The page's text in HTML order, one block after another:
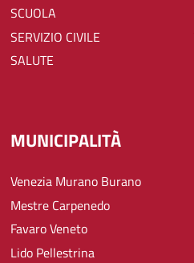
SCUOLA
SERVIZIO CIVILE
SALUTE
MUNICIPALITÀ
Venezia Murano Burano
Mestre Carpenedo
Favaro Veneto
Lido Pellestrina